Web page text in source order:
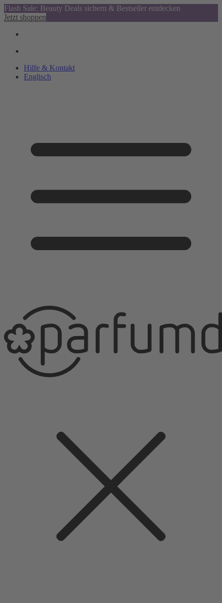
Flash Sale: Beauty Deals sichern & Bestseller entdecken
Jetzt shoppen
Hilfe & Kontakt
Englisch